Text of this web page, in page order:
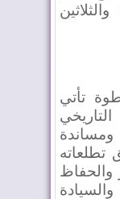
تأتي
تطلعاته
والحفاظ